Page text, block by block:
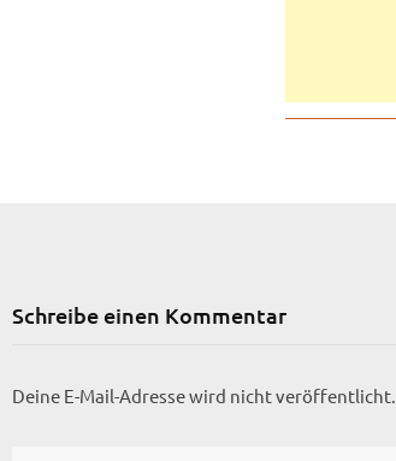
Schreibe einen Kommentar
Deine E-Mail-Adresse wird nicht veröffentlicht.